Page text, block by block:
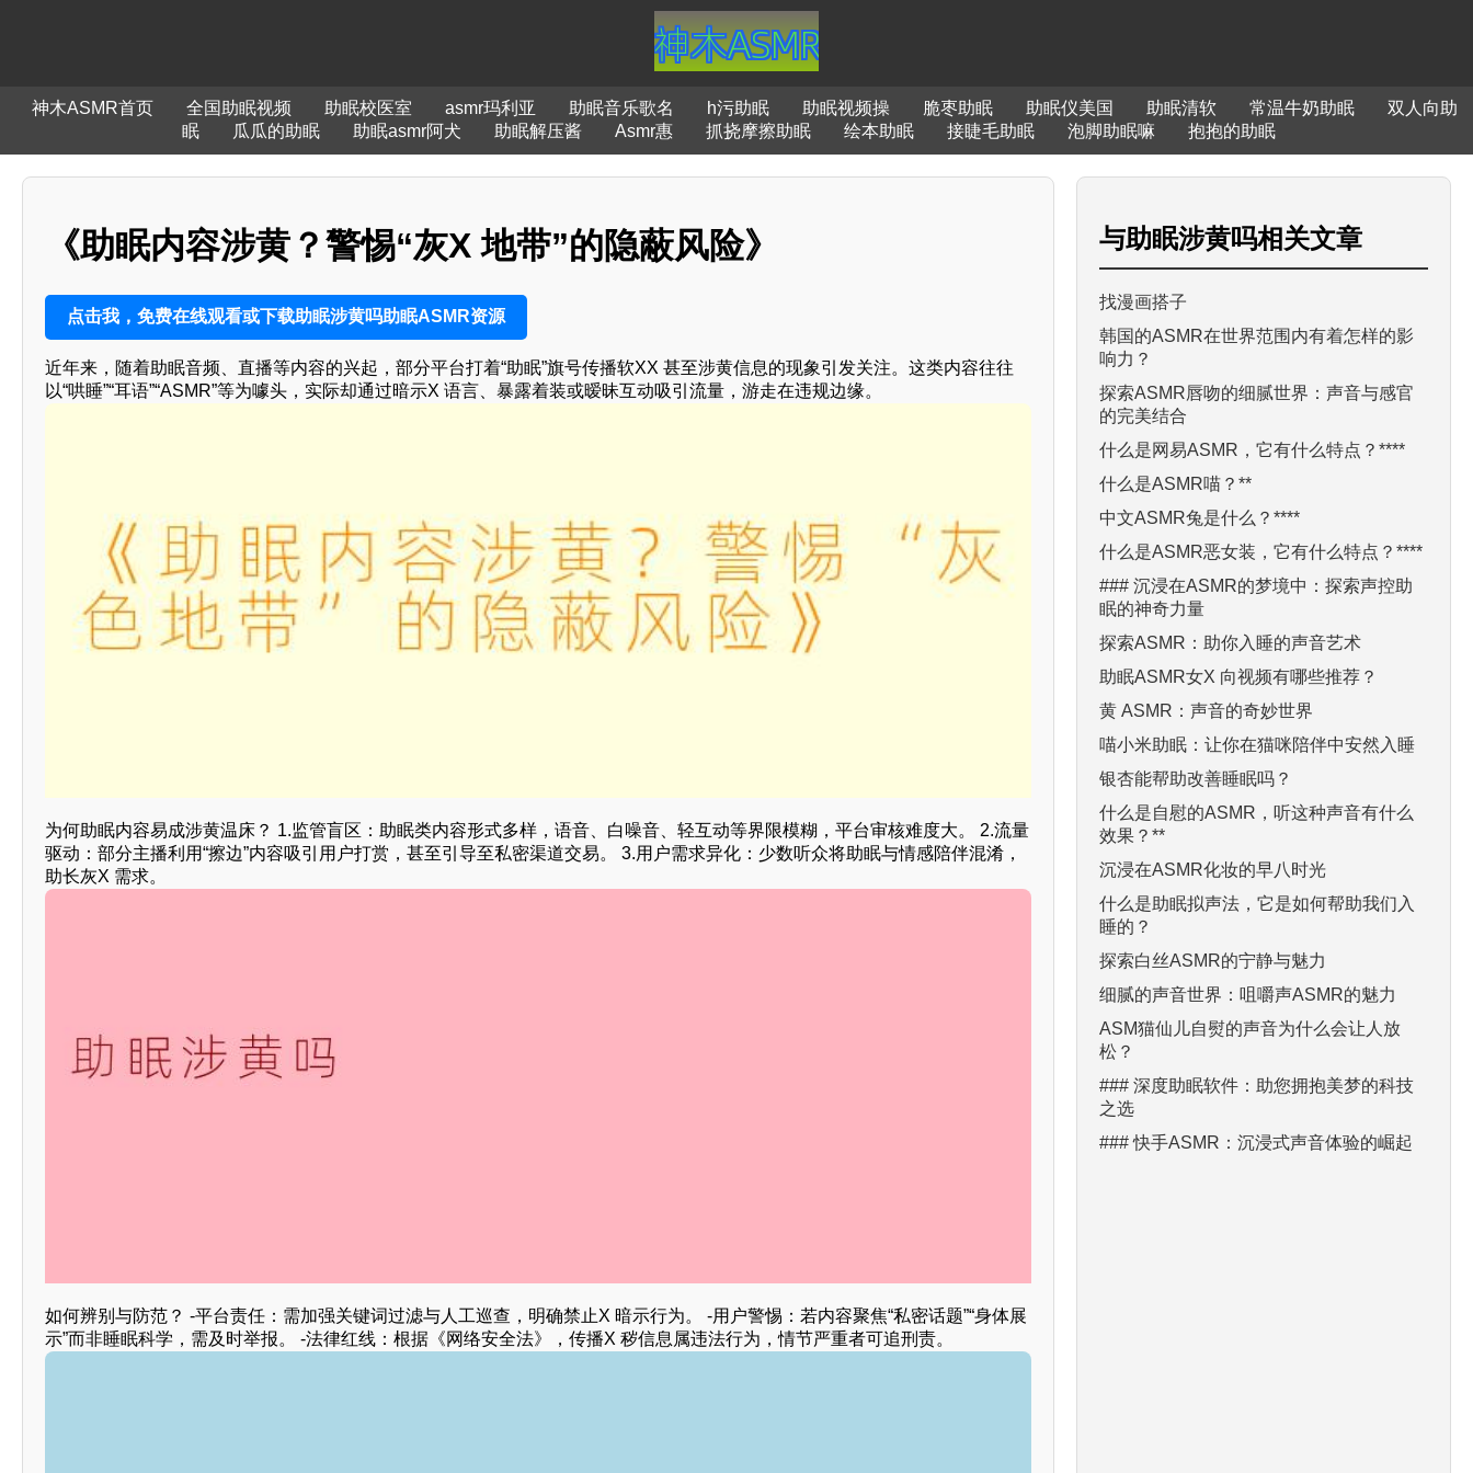
神木ASMR首页 全国助眠视频 助眠校医室 asmr玛利亚 助眠音乐歌名 h污助眠 助眠视频操 脆枣助眠 助眠仪美国 助眠清软 常温牛奶助眠
双人向助
眠
瓜瓜的助眠 助眠asmr阿犬 助眠解压酱 Asmr惠 抓挠摩擦助眠 绘本助眠 接睫毛助眠 泡脚助眠嘛 抱抱的助眠
《助眠内容涉黄？警惕“灰X 地带”的隐蔽风险》
点击我，免费在线观看或下载助眠涉黄吗助眠ASMR资源
近年来，随着助眠音频、直播等内容的兴起，部分平台打着“助眠”旗号传播软XX 甚至涉黄信息的现象引发关注。这类内容往往
以“哄睡”“耳语”“ASMR”等为噱头，实际却通过暗示X 语言、暴露着装或暧昧互动吸引流量，游走在违规边缘。
为何助眠内容易成涉黄温床？ 1.监管盲区：助眠类内容形式多样，语音、白噪音、轻互动等界限模糊，平台审核难度大。 2.流量
驱动：部分主播利用“擦边”内容吸引用户打赏，甚至引导至私密渠道交易。 3.用户需求异化：少数听众将助眠与情感陪伴混淆，
助长灰X 需求。
如何辨别与防范？ -平台责任：需加强关键词过滤与人工巡查，明确禁止X 暗示行为。 -用户警惕：若内容聚焦“私密话题”“身体展
示”而非睡眠科学，需及时举报。 -法律红线：根据《网络安全法》，传播X 秽信息属违法行为，情节严重者可追刑责。
与助眠涉黄吗相关文章
找漫画搭子
韩国的ASMR在世界范围内有着怎样的影
响力？
探索ASMR唇吻的细腻世界：声音与感官
的完美结合
什么是网易ASMR，它有什么特点？****
什么是ASMR喵？**
中文ASMR兔是什么？****
什么是ASMR恶女装，它有什么特点？****
### 沉浸在ASMR的梦境中：探索声控助
眠的神奇力量
探索ASMR：助你入睡的声音艺术
助眠ASMR女X 向视频有哪些推荐？
黄 ASMR：声音的奇妙世界
喵小米助眠：让你在猫咪陪伴中安然入睡
银杏能帮助改善睡眠吗？
什么是自慰的ASMR，听这种声音有什么
效果？**
沉浸在ASMR化妆的早八时光
什么是助眠拟声法，它是如何帮助我们入
睡的？
探索白丝ASMR的宁静与魅力
细腻的声音世界：咀嚼声ASMR的魅力
ASM猫仙儿自熨的声音为什么会让人放
松？
### 深度助眠软件：助您拥抱美梦的科技
之选
### 快手ASMR：沉浸式声音体验的崛起